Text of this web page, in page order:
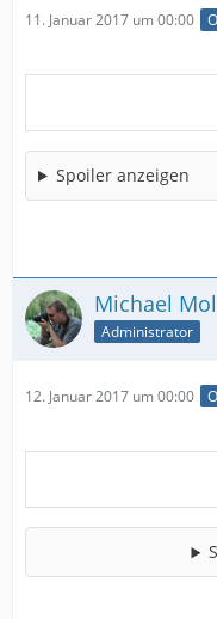
11. Januar 2017 um 00:00
Spoiler anzeigen
Michael
Administrator
12. Januar 2017 um 00:00